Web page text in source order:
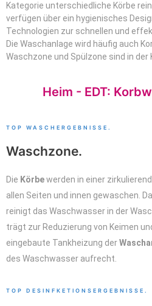
Kategorie unterschiedliche Körbe
verfügen über ein hygienisches
Technologien zur schnellen und
Die Waschanlage wird häufig auch
Waschzone und Spülzone sind in
Heim - EDT:
TOP WASCHERGEBNISSE.
Waschzone.
Die Körbewerden in einer
allen Seiten und innen gewaschen.
reinigt das Waschwasser in der
trägt zur Reduzierung von Keimen
eingebaute Tankheizung der
des Waschwasser aufrecht.
TOP DESINFKETIONSERGEBNISSE.